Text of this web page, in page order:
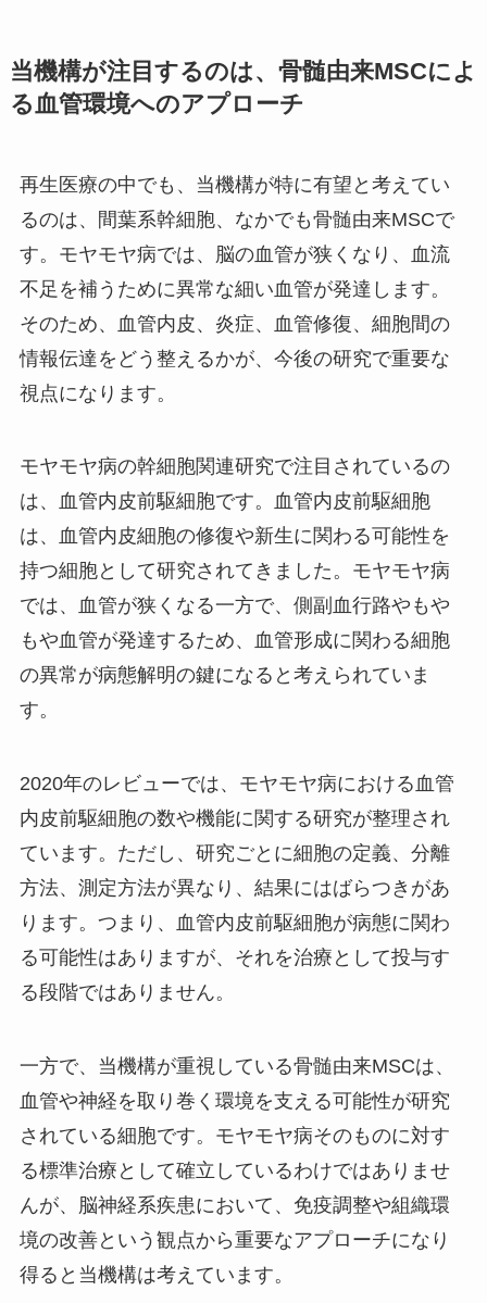
当機構が注目するのは、骨髄由来MSCによ
る血管環境へのアプローチ
再生医療の中でも、当機構が特に有望と考えてい
るのは、間葉系幹細胞、なかでも骨髄由来MSCで
す。モヤモヤ病では、脳の血管が狭くなり、血流
不足を補うために異常な細い血管が発達します。
そのため、血管内皮、炎症、血管修復、細胞間の
情報伝達をどう整えるかが、今後の研究で重要な
視点になります。
モヤモヤ病の幹細胞関連研究で注目されているの
は、血管内皮前駆細胞です。血管内皮前駆細胞
は、血管内皮細胞の修復や新生に関わる可能性を
持つ細胞として研究されてきました。モヤモヤ病
では、血管が狭くなる一方で、側副血行路やもや
もや血管が発達するため、血管形成に関わる細胞
の異常が病態解明の鍵になると考えられていま
す。
2020年のレビューでは、モヤモヤ病における血管
内皮前駆細胞の数や機能に関する研究が整理され
ています。ただし、研究ごとに細胞の定義、分離
方法、測定方法が異なり、結果にはばらつきがあ
ります。つまり、血管内皮前駆細胞が病態に関わ
る可能性はありますが、それを治療として投与す
る段階ではありません。
一方で、当機構が重視している骨髄由来MSCは、
血管や神経を取り巻く環境を支える可能性が研究
されている細胞です。モヤモヤ病そのものに対す
る標準治療として確立しているわけではありませ
んが、脳神経系疾患において、免疫調整や組織環
境の改善という観点から重要なアプローチになり
得ると当機構は考えています。